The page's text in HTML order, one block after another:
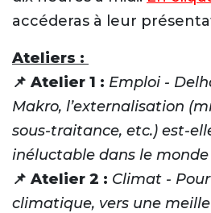
accéderas à leur
Ateliers :
📌 Atelier 1 : Emploi -
Makro, l’externalisation
sous-traitance, etc.) est-
inéluctable dans le
📌 Atelier 2 : Climat -
climatique, vers une